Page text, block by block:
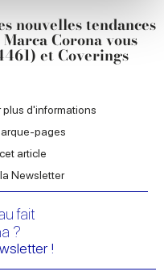
to analyse our traffic.
your use of our site with
analytics partners who
that you’ve
from your use
nouvelles tendances
Corona vous
et Coverings
d'informations
pages
cet article
Newsletter
fait
?
!